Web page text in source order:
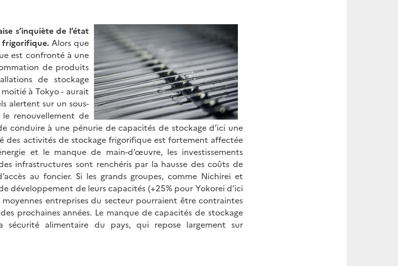
s’inquiète de l’état
frigorifique. Alors que
est confronté à une
de produits
de stockage
à Tokyo - aurait
alertent sur un sous-
renouvellement de
conduire à une pénurie de capacités de stockage d’ici une
des activités de stockage frigorifique est fortement affectée
et le manque de main-d’œuvre, les investissements
infrastructures sont renchéris par la hausse des coûts de
au foncier. Si les grands groupes, comme Nichirei et
développement de leurs capacités (+25% pour Yokorei d’ici
entreprises du secteur pourraient être contraintes
prochaines années. Le manque de capacités de stockage
sécurité alimentaire du pays, qui repose largement sur